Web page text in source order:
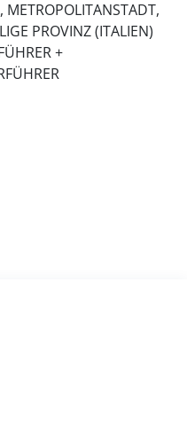
METROPOLITANSTADT,
PROVINZ (ITALIEN)
+